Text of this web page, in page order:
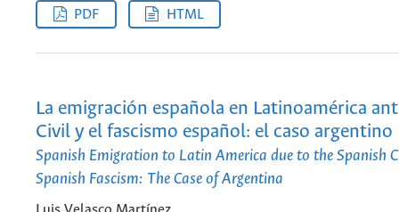
PDF HTML
La emigración española en Latinoamérica
Civil y el fascismo español: el caso argentino
Spanish Emigration to Latin America due to the Spanish
Spanish Fascism: The Case of Argentina